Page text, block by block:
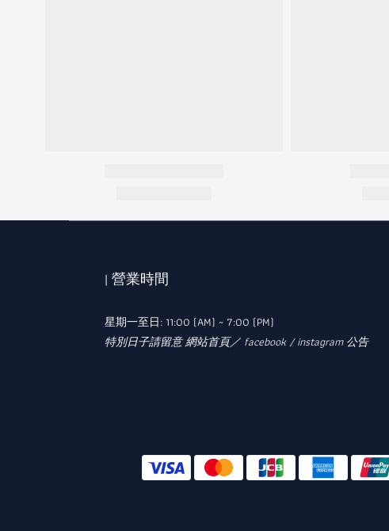
| 營業時間
星期一至日: 11:00 (AM) ~ 7:00 (PM)
特別日子請留意 網站首頁／ facebook / instagram 公告